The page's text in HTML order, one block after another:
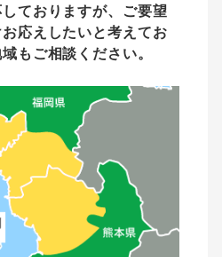
ておりますが、ご要望
応えしたいと考えてお
もご相談ください。